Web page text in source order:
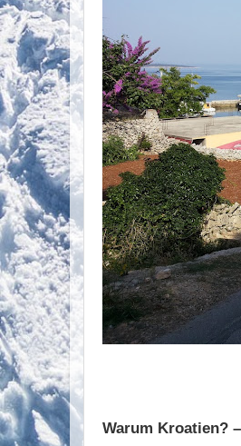
Warum Kroatien?